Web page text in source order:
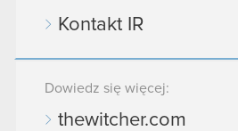
Kontakt IR
Dowiedz się więcej:
thewitcher.com